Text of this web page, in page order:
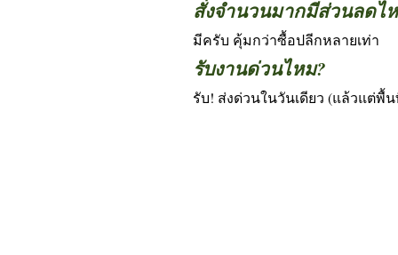
สั่งจำนวนมากมีส่วนลดไ
มีครับ คุ้มกว่าซื้อปลีกหลายเท่า
รับงานด่วนไหม?
รับ! ส่งด่วนในวันเดียว (แล้วแต่พื้